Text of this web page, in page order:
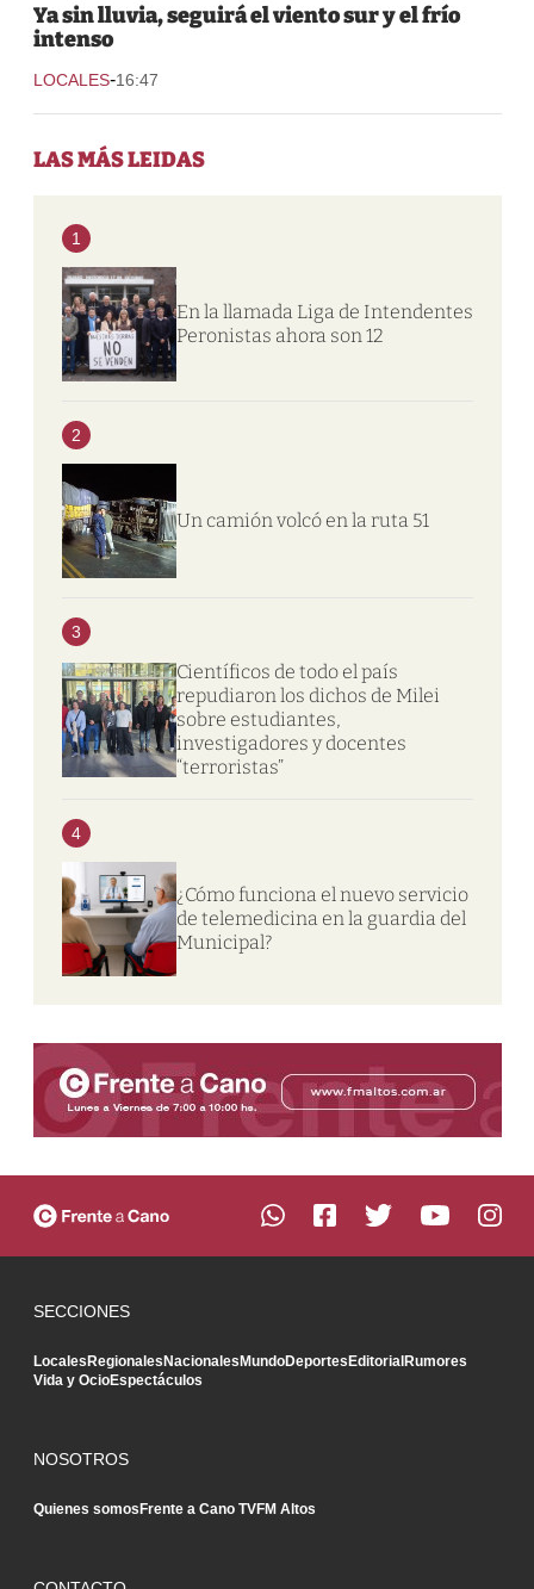
Ya sin lluvia, seguirá el viento sur y el frío
intenso
LOCALES-16:47
LAS MÁS LEIDAS
1
En la llamada Liga de Intendentes
Peronistas ahora son 12
2
Un camión volcó en la ruta 51
3
Científicos de todo el país
repudiaron los dichos de Milei
sobre estudiantes,
investigadores y docentes
“terroristas”
4
¿Cómo funciona el nuevo servicio
de telemedicina en la guardia del
Municipal?
SECCIONES
LocalesRegionalesNacionalesMundoDeportesEditorialRumores
Vida y OcioEspectáculos
NOSOTROS
Quienes somosFrente a Cano TVFM Altos